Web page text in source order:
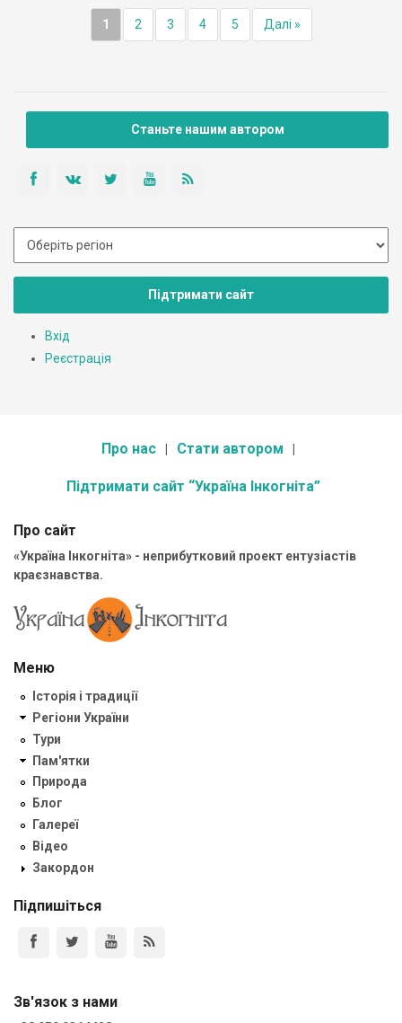
1 2 3 4 5 Далі »
Станьте нашим автором
Підтримати сайт
Вхід
Реєстрація
Про нас Стати автором
Підтримати сайт “Україна Інкогніта”
Про сайт
«Україна Інкогніта» - неприбутковий проект ентузіастів
краєзнавства.
Меню
Історія і традиції
Регіони України
Тури
Пам'ятки
Природа
Блог
Галереї
Відео
Закордон
Підпишіться
Зв'язок з нами